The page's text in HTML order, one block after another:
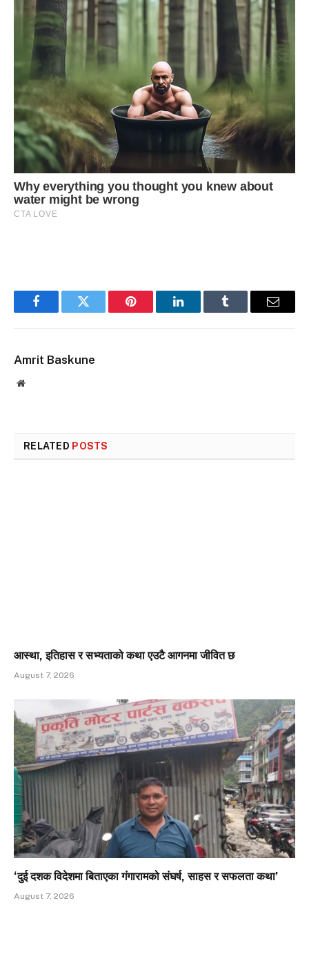
FacebookTwitter Pinterest LinkedInTumblr Email
Amrit Baskune
Website
RELATED POSTS
आस्था, इतिहास र सभ्यताको कथा एउटै आगनमा जीवित छ
August 7, 2026
‘दुई दशक विदेशमा बिताएका गंगारामको संघर्ष, साहस र सफलता कथा’
August 7, 2026